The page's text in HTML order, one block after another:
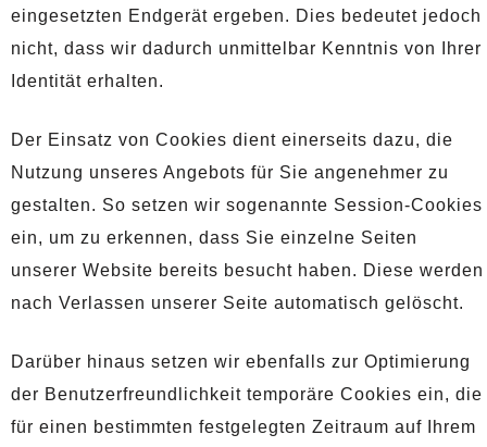
eingesetzten Endgerät ergeben. Dies bedeutet jedoch
nicht, dass wir dadurch unmittelbar Kenntnis von Ihrer
Identität erhalten.
Der Einsatz von Cookies dient einerseits dazu, die
Nutzung unseres Angebots für Sie angenehmer zu
gestalten. So setzen wir sogenannte Session-Cookies
ein, um zu erkennen, dass Sie einzelne Seiten
unserer Website bereits besucht haben. Diese werden
nach Verlassen unserer Seite automatisch gelöscht.
Darüber hinaus setzen wir ebenfalls zur Optimierung
der Benutzerfreundlichkeit temporäre Cookies ein, die
für einen bestimmten festgelegten Zeitraum auf Ihrem